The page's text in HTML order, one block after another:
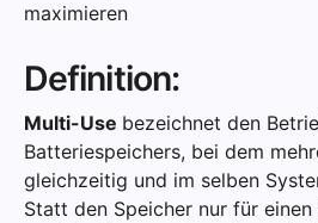
maximieren
Definition:
Multi-Use bezeichnet den
Batteriespeichers, bei dem
gleichzeitig und im selben
Statt den Speicher nur für